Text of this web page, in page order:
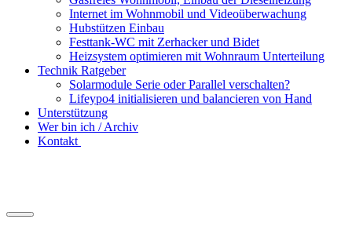
Internet im Wohnmobil und Videoüberwachung
Hubstützen Einbau
Festtank-WC mit Zerhacker und Bidet
Heizsystem optimieren mit Wohnraum Unterteilung
Technik Ratgeber
Solarmodule Serie oder Parallel verschalten?
Lifeypo4 initialisieren und balancieren von Hand
Unterstützung
Wer bin ich / Archiv
Kontakt
Suchfeld